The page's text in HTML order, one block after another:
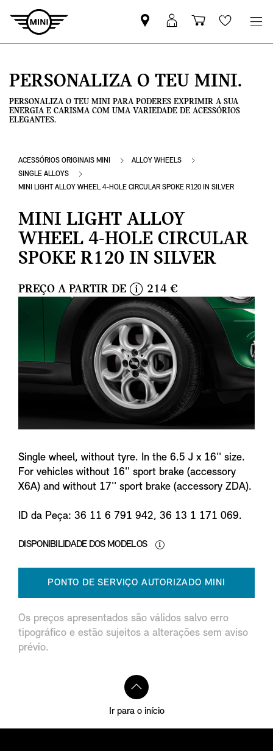
Pesquisar
parceiro
Iniciar
sessão
Carrinho
de
Wishlist
PERSONALIZA O TEU MINI.
PERSONALIZA O TEU MINI PARA PODERES EXPRIMIR A SUA
ENERGIA E CARISMA COM UMA VARIEDADE DE ACESSÓRIOS
ELEGANTES.
ACESSÓRIOS ORIGINAIS MINI
ALLOY WHEELS
SINGLE ALLOYS
MINI LIGHT ALLOY WHEEL 4-HOLE CIRCULAR SPOKE R120 IN SILVER
MINI LIGHT ALLOY
WHEEL 4-HOLE CIRCULAR
SPOKE R120 IN SILVER
PREÇO A PARTIR DE
i
n
f
o
214 €
Single wheel, without tyre. In the 6.5 J x 16'' size.
For vehicles without 16'' sport brake (accessory
X6A) and without 17'' sport brake (accessory ZDA).
ID da Peça: 36 11 6 791 942, 36 13 1 171 069.
DISPONIBILIDADE DOS MODELOS
PONTO DE SERVIÇO AUTORIZADO MINI
Os preços apresentados são válidos salvo erro
tipográfico e estão sujeitos a alterações sem aviso
prévio.
Ir para o início